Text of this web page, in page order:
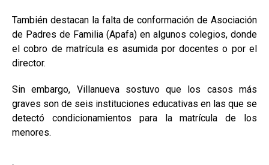
También destacan la falta de conformación de Asociación
de Padres de Familia (Apafa) en algunos colegios, donde
el cobro de matrícula es asumida por docentes o por el
director.
Sin embargo, Villanueva sostuvo que los casos más
graves son de seis instituciones educativas en las que se
detectó condicionamientos para la matrícula de los
menores.